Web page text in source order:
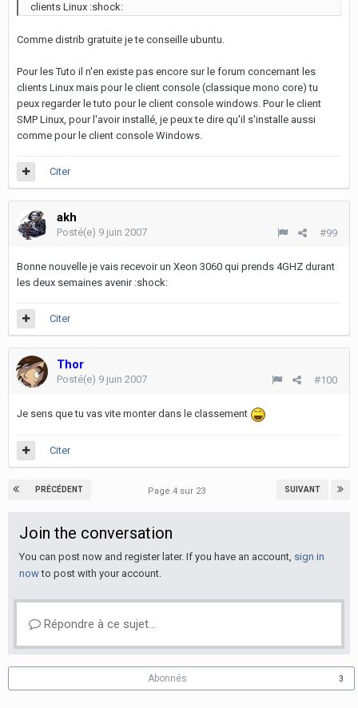
clients Linux :shock:
Comme distrib gratuite je te conseille ubuntu.
Pour les Tuto il n'en existe pas encore sur le forum concernant les
clients Linux mais pour le client console (classique mono core) tu
peux regarder le tuto pour le client console windows. Pour le client
SMP Linux, pour l'avoir installé, je peux te dire qu'il s'installe aussi
comme pour le client console Windows.
Citer
akh
#99
Posté(e) 9 juin 2007
Bonne nouvelle je vais recevoir un Xeon 3060 qui prends 4GHZ durant
les deux semaines avenir :shock:
Citer
Thor
#100
Posté(e) 9 juin 2007
Je sens que tu vas vite monter dans le classement
Citer
PRÉCÉDENT SUIVANT
Page 4 sur 23
Join the conversation
You can post now and register later. If you have an account, sign in
nowto post with your account.
Répondre à ce sujet…
Abonnés 3